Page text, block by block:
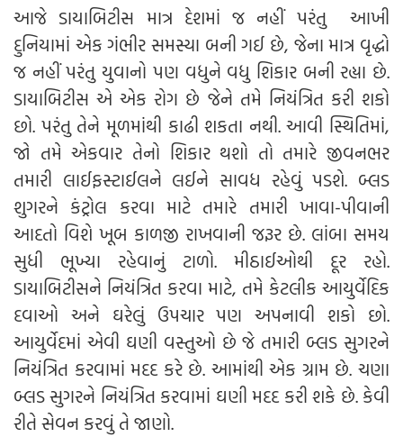
આજે ડાયાબિટીસ માત્ર દેશમાં જ નહીં પરંતુ આખી
દુનિયામાં એક ગંભીર સમસ્યા બની ગઈ છે, જેના માત્ર વૃદ્ધો
જ નહીં પરંતુ યુવાનો પણ વધુને વધુ શિકાર બની રહ્યા છે.
ડાયાબિટીસ એ એક રોગ છે જેને તમે નિયંત્રિત કરી શકો
છો. પરંતુ તેને મૂળમાંથી કાઢી શકતા નથી. આવી સ્થિતિમાં,
જો તમે એકવાર તેનો શિકાર થશો તો તમારે જીવનભર
તમારી લાઈફસ્ટાઈલને લઈને સાવધ રહેવું પડશે. બ્લડ
શુગરને કંટ્રોલ કરવા માટે તમારે તમારી ખાવા-પીવાની
આદતો વિશે ખૂબ કાળજી રાખવાની જરૂર છે. લાંબા સમય
સુધી ભૂખ્યા રહેવાનું ટાળો. મીઠાઈઓથી દૂર રહો.
ડાયાબિટીસને નિયંત્રિત કરવા માટે, તમે કેટલીક આયુર્વેદિક
દવાઓ અને ઘરેલું ઉપચાર પણ અપનાવી શકો છો.
આયુર્વેદમાં એવી ઘણી વસ્તુઓ છે જે તમારી બ્લડ સુગરને
નિયંત્રિત કરવામાં મદદ કરે છે. આમાંથી એક ગ્રામ છે. ચણા
બ્લડ સુગરને નિયંત્રિત કરવામાં ઘણી મદદ કરી શકે છે. કેવી
રીતે સેવન કરવું તે જાણો.